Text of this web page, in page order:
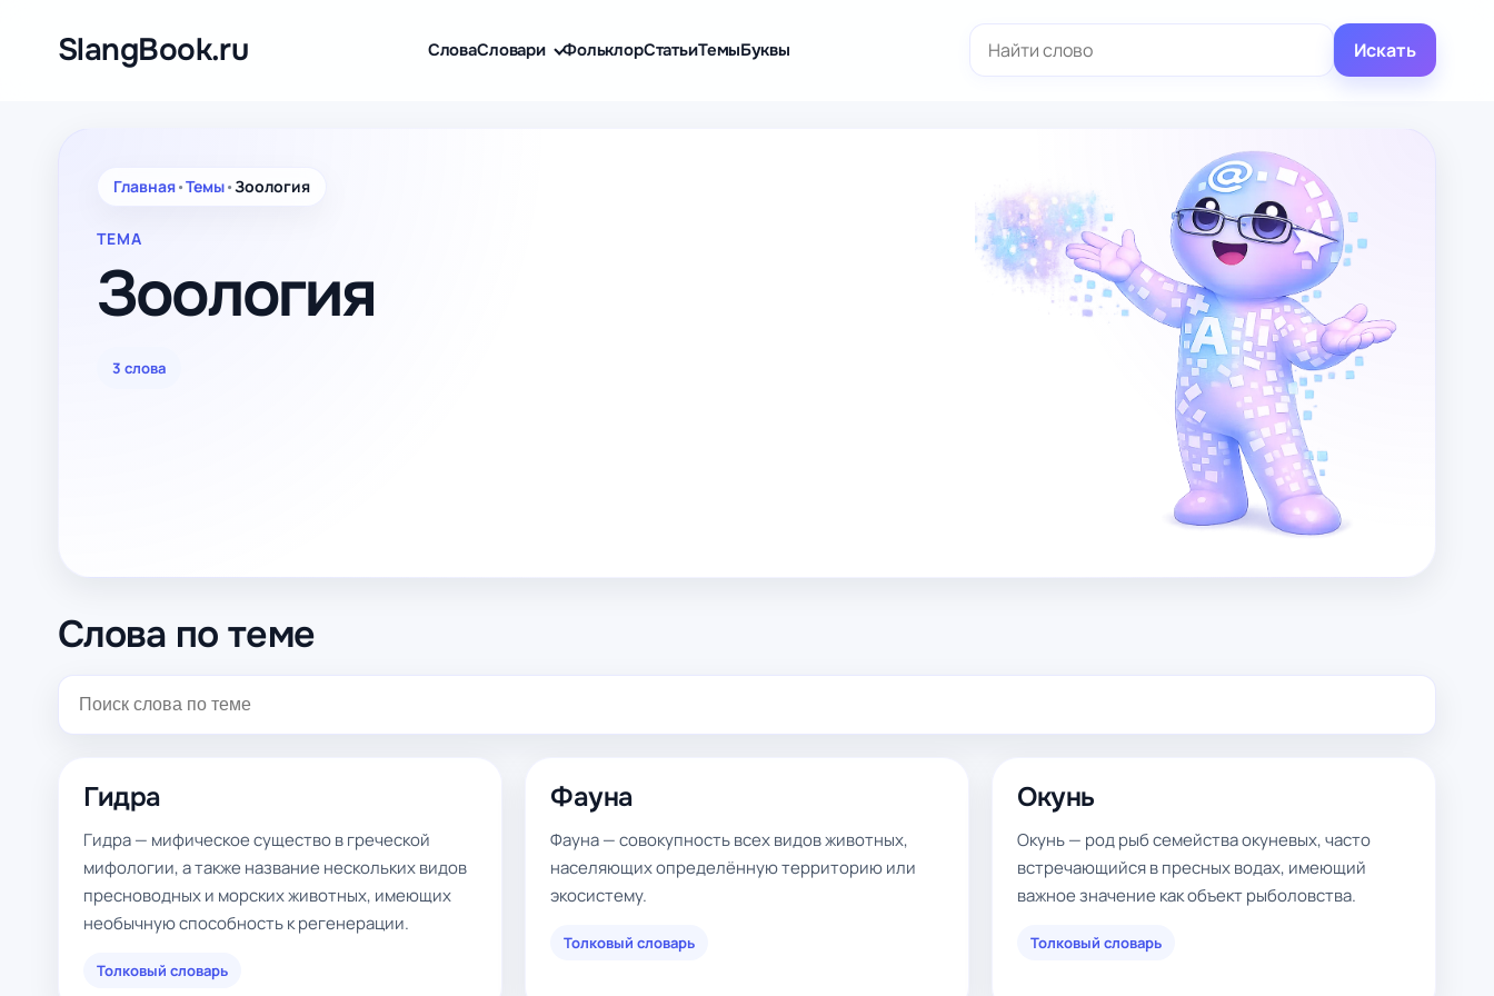
содержимомуSlangBook.ru СловаСловари ФольклорСтатьиТемыБуквы Искать
Главная•Темы•Зоология
ТЕМА
Зоология
3 слова
Слова по теме
Гидра
Гидра — мифическое существо в греческой
мифологии, а также название нескольких видов
пресноводных и морских животных, имеющих
необычную способность к регенерации.
Толковый словарь
Фауна
Фауна — совокупность всех видов животных,
населяющих определённую территорию или
экосистему.
Толковый словарь
Окунь
Окунь — род рыб семейства окуневых, часто
встречающийся в пресных водах, имеющий
важное значение как объект рыболовства.
Толковый словарь